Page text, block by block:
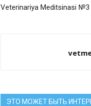
Veterinariya Meditsinasi №3
ЭТО МОЖЕТ БЫТЬ